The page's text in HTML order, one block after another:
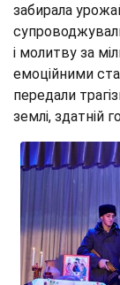
забирала
і молитву за
емоційними
передали
землі, здатній